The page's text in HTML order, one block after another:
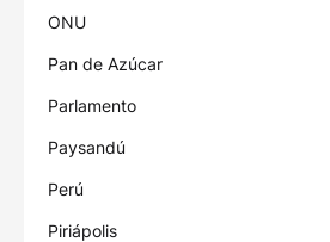
ONU
Pan de Azúcar
Parlamento
Paysandú
Perú
Piriápolis